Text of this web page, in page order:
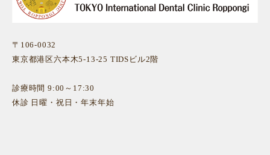
〒106-0032
東京都港区六本木5-13-25 TIDSビル2階
診療時間 9:00～17:30
休診 日曜・祝日・年末年始